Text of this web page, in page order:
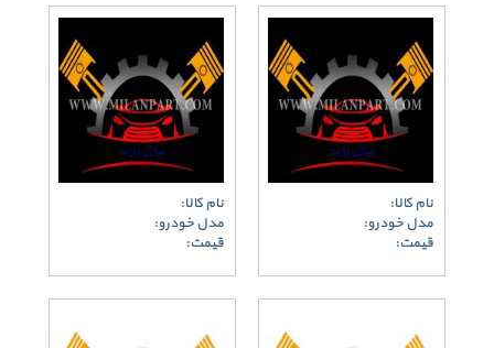
نام کالا:
مدل خودرو:
قیمت:
نام کالا:
مدل خودرو:
قیمت: